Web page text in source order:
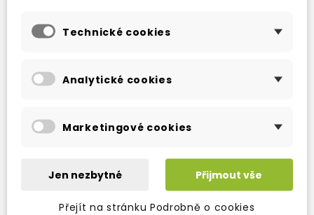
TAKÉ DOPORUČUJEME
Technické cookies
Analytické cookies
Marketingové cookies
Jen nezbytné Přijmout vše
Přejít na stránku Podrobně o cookies